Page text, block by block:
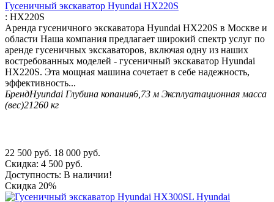
Гусеничный экскаватор Hyundai HX220S
: HX220S
Аренда гусеничного экскаватора Hyundai HX220S в Москве и
области Наша компания предлагает широкий спектр услуг по
аренде гусеничных экскаваторов, включая одну из наших
востребованных моделей - гусеничный экскаватор Hyundai
HX220S. Эта мощная машина сочетает в себе надежность,
эффективность...
БрендHyundai Глубина копания6,73 м Эксплуатационная масса
(вес)21260 кг
22 500 руб. 18 000 руб.
Скидка: 4 500 руб.
Доступность: В наличии!
Скидка 20%